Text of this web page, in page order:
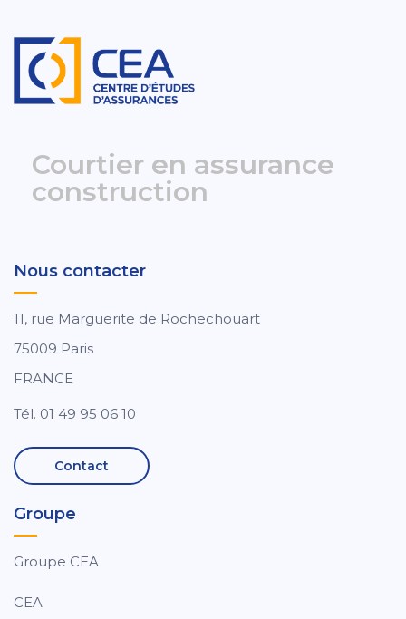
Courtier en assurance
construction
Nous contacter
11, rue Marguerite de Rochechouart
75009 Paris
FRANCE
Tél. 01 49 95 06 10
Contact
Groupe
Groupe CEA
CEA